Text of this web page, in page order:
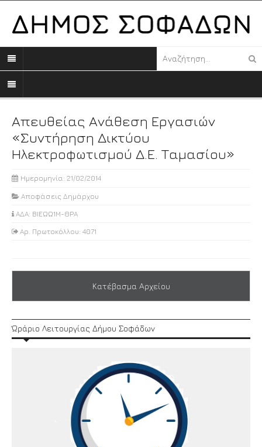
Απευθείας Ανάθεση Εργασιών
«Συντήρηση Δικτύου
Ηλεκτροφωτισμού Δ.Ε. Ταμασίου»
Ημερομηνία: 21/02/2014
Αποφάσεις Δημάρχου
ΑΔΑ: ΒΙΕΩΩ1Μ-ΘΡΑ
Αρ. Πρωτοκόλλου: 4071
Κατέβασμα Αρχείου
Ώράριο Λειτουργίας Δήμου Σοφάδων